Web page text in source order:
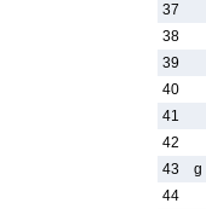
37
38
39
40
41
42
43
g
44